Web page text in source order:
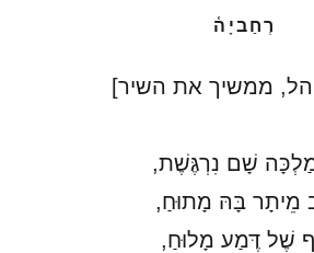
רְחַביָה֫
ממשיך את השיר]
שָׁם נִרְגֶּשֶׁת,
בָּהּ מָתוּחַ,
שֶׁל דֶּמַע מָלוּחַ,